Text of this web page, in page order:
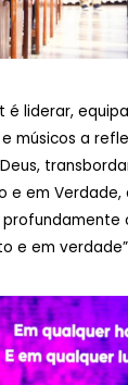
é liderar,
músicos a
e em
e em